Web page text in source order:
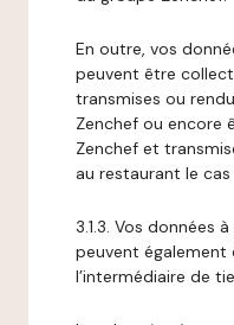
En outre, vos
peuvent être
transmises ou
Zenchef ou encore
Zenchef et
au restaurant le
3.1.3. Vos données
peuvent
l’intermédiaire de